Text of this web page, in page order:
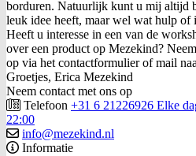
borduren. Natuurlijk kunt u mij altijd
leuk idee heeft, maar wel wat hulp of
Heeft u interesse in een van de
over een product op Mezekind?
op via het contactformulier of mail
Groetjes, Erica Mezekind
Neem contact met ons op
Telefoon +31 6 21226926 Elke
22:00
info@mezekind.nl
Informatie